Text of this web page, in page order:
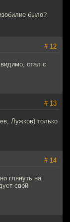
было?
# 12
стал с
# 13
Лужков) только
# 14
глянуть на
свой